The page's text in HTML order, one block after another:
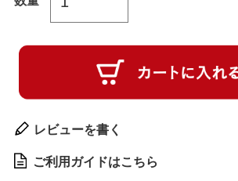
レビューを書く
ご利用ガイドはこちら